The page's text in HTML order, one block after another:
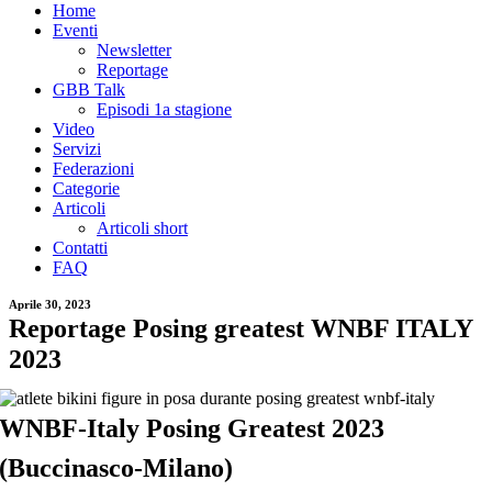
Home
Eventi
Newsletter
Reportage
GBB Talk
Episodi 1a stagione
Video
Servizi
Federazioni
Categorie
Articoli
Articoli short
Contatti
FAQ
Aprile 30, 2023
Reportage Posing greatest WNBF ITALY
2023
WNBF-Italy Posing Greatest 2023
(Buccinasco-Milano)